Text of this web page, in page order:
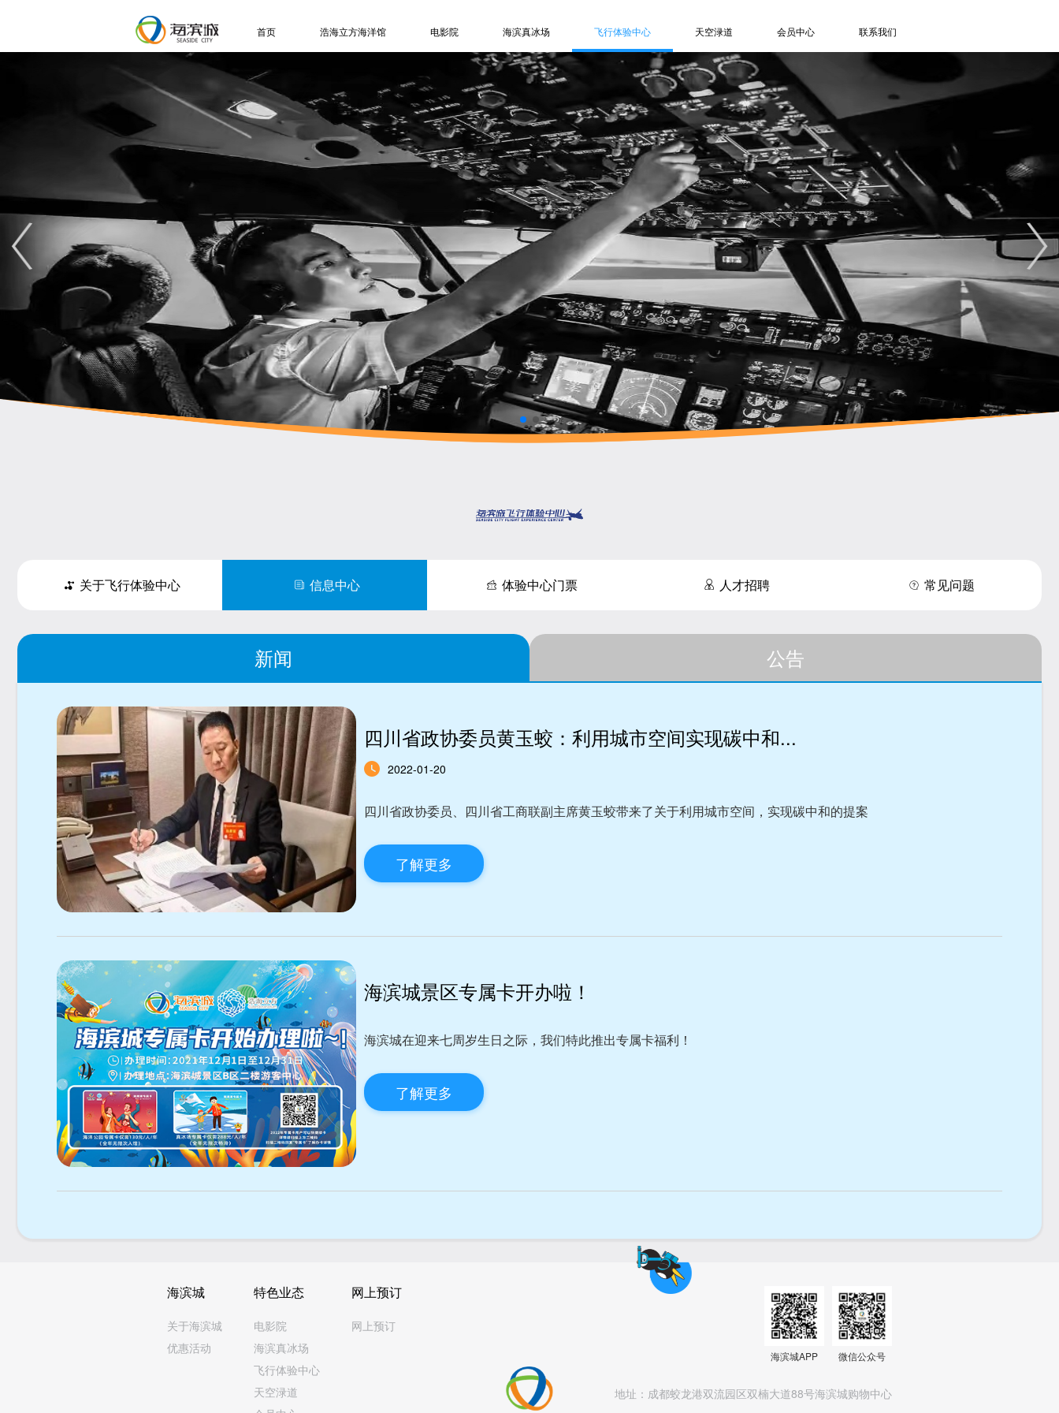
首页 浩海立方海洋馆 电影院 海滨真冰场 飞行体验中心 天空渌道 会员中心 联系我们
展区介绍
特色项目
信息中心
人才招聘
常见问题
联系方式
游客服务
购票订座
信息中心
人才招聘
联系方式
关于冰场
人才招聘
常见问题
联系方式
关于飞行体验中心
信息中心
人才招聘
常见问题
联系方式
了解天空渌道
游客服务
特色项目
信息中心
人才招聘
联系方式
登录/注册
订单信息
积分记录
退出登录
关于飞行体验中心 信息中心 体验中心门票 人才招聘 常见问题
新闻 公告
四川省政协委员黄玉蛟：利用城市空间实现碳中和...
2022-01-20
四川省政协委员、四川省工商联副主席黄玉蛟带来了关于利用城市空间，实现碳中和的提案
了解更多
海滨城景区专属卡开办啦！
海滨城在迎来七周岁生日之际，我们特此推出专属卡福利！
了解更多
海滨城
关于海滨城
优惠活动
特色业态
电影院
海滨真冰场
飞行体验中心
天空渌道
网上预订
网上预订
海滨城APP 微信公众号
地址： 成都蛟龙港双流园区双楠大道88号海滨城购物中心